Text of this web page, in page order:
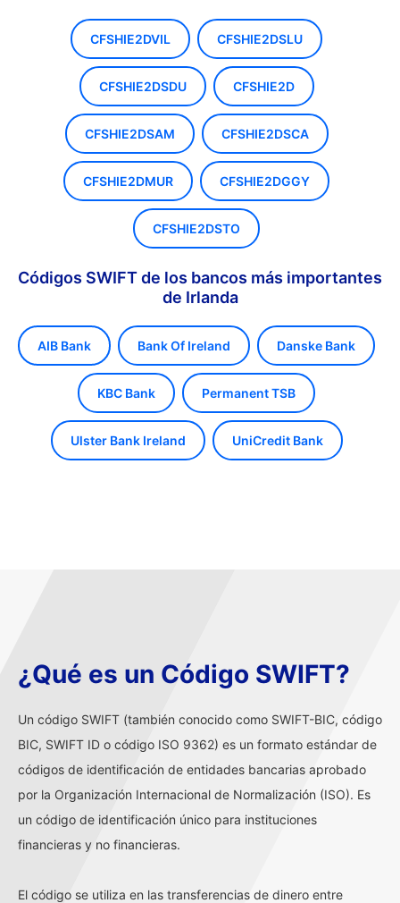
CFSHIE2DVIL CFSHIE2DSLU
CFSHIE2DSDU CFSHIE2D
CFSHIE2DSAM CFSHIE2DSCA
CFSHIE2DMUR CFSHIE2DGGY
CFSHIE2DSTO
Códigos SWIFT de los bancos más importantes
de Irlanda
AIB Bank Bank Of Ireland Danske Bank
KBC Bank Permanent TSB
Ulster Bank Ireland UniCredit Bank
¿Qué es un Código SWIFT?
Un código SWIFT (también conocido como SWIFT-BIC, código
BIC, SWIFT ID o código ISO 9362) es un formato estándar de
códigos de identificación de entidades bancarias aprobado
por la Organización Internacional de Normalización (ISO). Es
un código de identificación único para instituciones
financieras y no financieras.
El código se utiliza en las transferencias de dinero entre